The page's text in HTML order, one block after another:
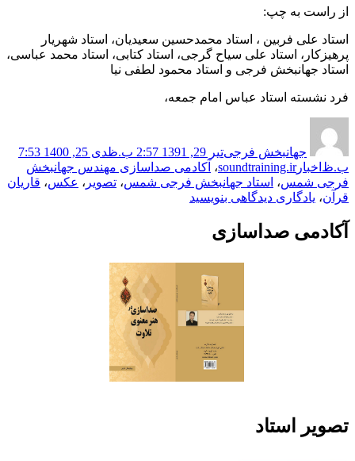
از راست به چپ:
استاد علی فربین ، استاد محمدحسین سعیدیان، استاد شهریار
پرهیزکار، استاد علی سیاح گرجی، استاد کتابی، استاد محمد عباسی،
استاد جهانبخش فرجی و استاد محمود لطفی نیا
فرد نشسته استاد عباس امام جمعه،
جهانبخش فرجیدر
تیر 29, 1391 2:57 ب.ظ
دی 25, 1400 7:53
ب.ظدسته‌ها
اخباربرچسب‌ها
soundtraining.ir، آکادمی صداسازی مهندس جهانبخش
فرجی شمس، استاد جهانبخش فرجی شمس، تصویر ، عکس، قاریان
قرآن، یادگاری برای
تصویر
قدیمی
دیدگاهی بنویسید
آکادمی صداسازی
تصویر استاد